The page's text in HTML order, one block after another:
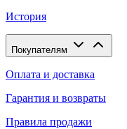
История
Покупателям
Оплата и доставка
Гарантия и возвраты
Правила продажи